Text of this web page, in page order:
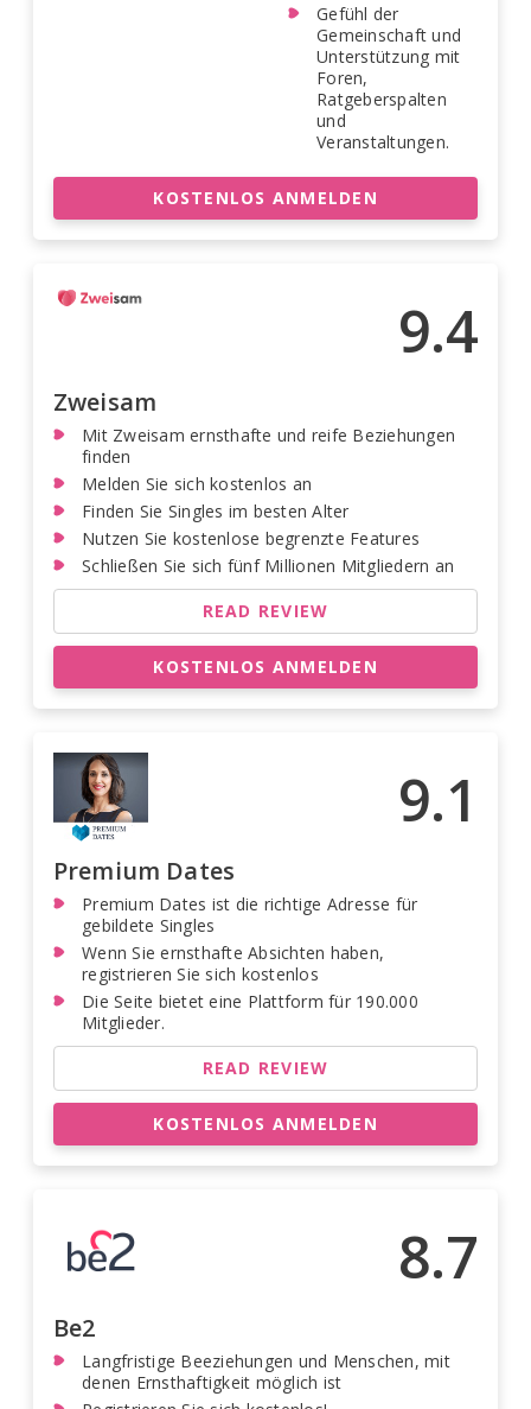
Gefühl der
Gemeinschaft und
Unterstützung mit
Foren,
Ratgeberspalten
und
Veranstaltungen.
KOSTENLOS ANMELDEN
9.4
Zweisam
Mit Zweisam ernsthafte und reife Beziehungen
finden
Melden Sie sich kostenlos an
Finden Sie Singles im besten Alter
Nutzen Sie kostenlose begrenzte Features
Schließen Sie sich fünf Millionen Mitgliedern an
READ REVIEW
KOSTENLOS ANMELDEN
9.1
Premium Dates
Premium Dates ist die richtige Adresse für
gebildete Singles
Wenn Sie ernsthafte Absichten haben,
registrieren Sie sich kostenlos
Die Seite bietet eine Plattform für 190.000
Mitglieder.
READ REVIEW
KOSTENLOS ANMELDEN
8.7
Be2
Langfristige Beeziehungen und Menschen, mit
denen Ernsthaftigkeit möglich ist